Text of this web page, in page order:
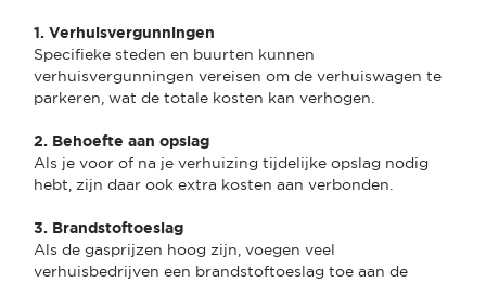
1. Verhuisvergunningen
Specifieke steden en buurten kunnen
verhuisvergunningen vereisen om de verhuiswagen te
parkeren, wat de totale kosten kan verhogen.
2. Behoefte aan opslag
Als je voor of na je verhuizing tijdelijke opslag nodig
hebt, zijn daar ook extra kosten aan verbonden.
3. Brandstoftoeslag
Als de gasprijzen hoog zijn, voegen veel
verhuisbedrijven een brandstoftoeslag toe aan de